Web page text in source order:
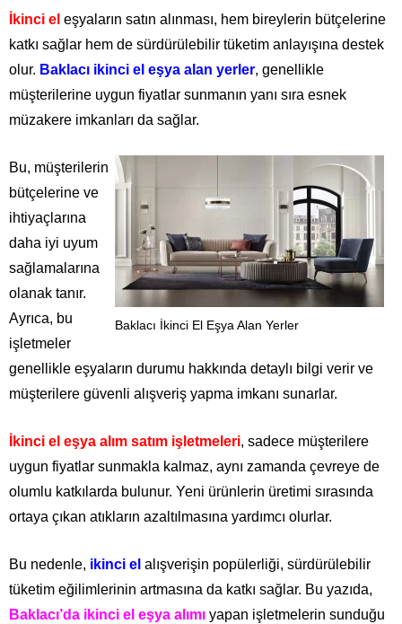
İkinci el eşyaların satın alınması, hem bireylerin bütçelerine
katkı sağlar hem de sürdürülebilir tüketim anlayışına destek
olur. Baklacı ikinci el eşya alan yerler, genellikle
müşterilerine uygun fiyatlar sunmanın yanı sıra esnek
müzakere imkanları da sağlar.
Baklacı İkinci El Eşya Alan Yerler
Bu, müşterilerin
bütçelerine ve
ihtiyaçlarına
daha iyi uyum
sağlamalarına
olanak tanır.
Ayrıca, bu
işletmeler
genellikle eşyaların durumu hakkında detaylı bilgi verir ve
müşterilere güvenli alışveriş yapma imkanı sunarlar.
İkinci el eşya alım satım işletmeleri, sadece müşterilere
uygun fiyatlar sunmakla kalmaz, aynı zamanda çevreye de
olumlu katkılarda bulunur. Yeni ürünlerin üretimi sırasında
ortaya çıkan atıkların azaltılmasına yardımcı olurlar.
Bu nedenle, ikinci el alışverişin popülerliği, sürdürülebilir
tüketim eğilimlerinin artmasına da katkı sağlar. Bu yazıda,
Baklacı’da ikinci el eşya alımı yapan işletmelerin sunduğu